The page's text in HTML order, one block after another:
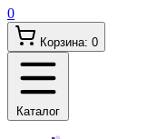
0
Корзина: 0
Каталог